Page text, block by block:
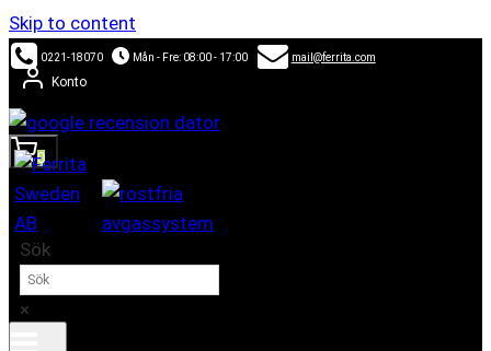
Skip to content
0221-18070 Mån - Fre: 08:00 - 17:00 mail@ferrita.com
Konto
0
Sök
×